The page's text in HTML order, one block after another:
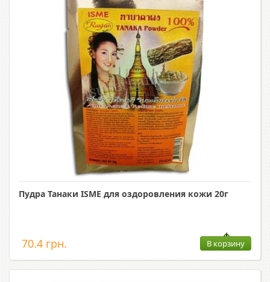
Пудра Танаки ISME для оздоровления кожи 20г
70.4 грн. В корзину